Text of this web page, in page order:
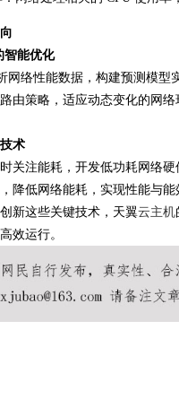
智能优化
网络性能数据，构建预测模型
由策略，适应动态变化的网
术
关注能耗，开发低功耗网络
降低网络能耗，实现性能与能
新这些关键技术，天翼云主机
效运行。